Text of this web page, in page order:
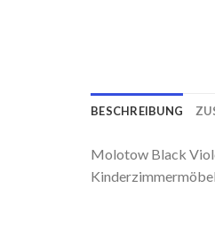
BESCHREIBUNG
Molotow Black